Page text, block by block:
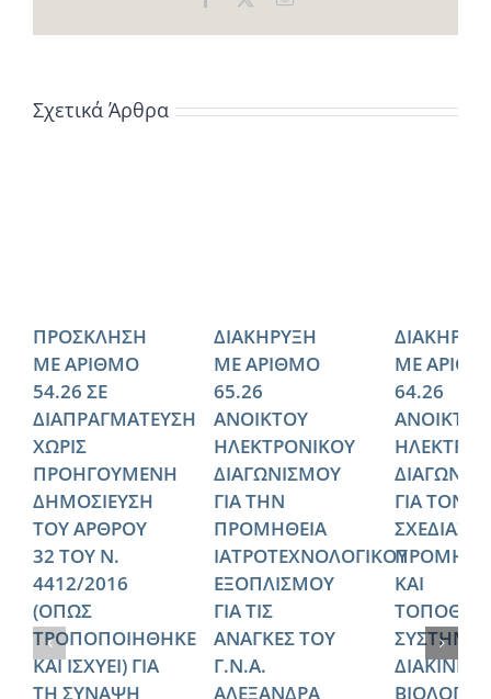
Σχετικά Άρθρα
ΠΡΟΣΚΛΗΣΗ
ΜΕ ΑΡΙΘΜΟ
54.26 ΣΕ
ΔΙΑΠΡΑΓΜΑΤΕΥΣΗ
ΧΩΡΙΣ
ΠΡΟΗΓΟΥΜΕΝΗ
ΔΗΜΟΣΙΕΥΣΗ
ΤΟΥ ΑΡΘΡΟΥ
32 ΤΟΥ Ν.
4412/2016
(ΟΠΩΣ
ΤΡΟΠΟΠΟΙΗΘΗΚΕ
ΚΑΙ ΙΣΧΥΕΙ) ΓΙΑ
ΤΗ ΣΥΝΑΨΗ
ΔΙΑΚΗΡΥΞΗ
ΜΕ ΑΡΙΘΜΟ
65.26
ΑΝΟΙΚΤΟΥ
ΗΛΕΚΤΡΟΝΙΚΟΥ
ΔΙΑΓΩΝΙΣΜΟΥ
ΓΙΑ ΤΗΝ
ΠΡΟΜΗΘΕΙΑ
ΙΑΤΡΟΤΕΧΝΟΛΟΓΙΚΟΥ
ΕΞΟΠΛΙΣΜΟΥ
ΓΙΑ ΤΙΣ
ΑΝΑΓΚΕΣ ΤΟΥ
Γ.Ν.Α.
ΑΛΕΞΑΝΔΡΑ
ΜΕ
64.26
ΑΝΟΙΚΤΟΥ
ΓΙΑ ΤΟΝ
ΚΑΙ